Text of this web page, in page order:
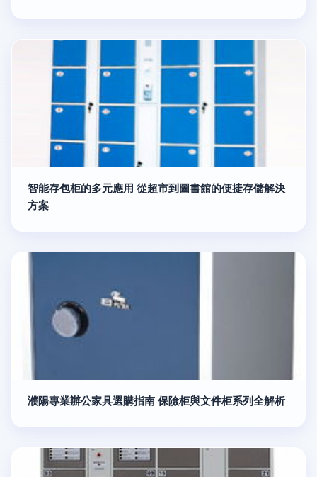
智能存包柜的多元應用 從超市到圖書館的便捷存儲解決
方案
濮陽專業辦公家具選購指南 保險柜與文件柜系列全解析